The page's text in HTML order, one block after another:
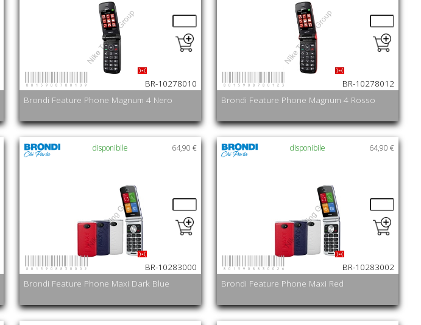
Brondi Feature Phone Magnum 4 Nero
BR-10278010
8015908780109
Brondi Feature Phone Magnum 4 Rosso
BR-10278012
8015908780123
64,90 €
Brondi Feature Phone Maxi Dark Blue
disponibile
BR-10283000
8015908830002
64,90 €
Brondi Feature Phone Maxi Red
disponibile
BR-10283002
8015908830026